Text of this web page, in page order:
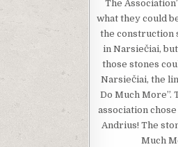
The
what they could
the construction
in Narsiečiai,
those stones
Narsiečiai, the
Do Much More”.
association
Andrius! The
Much